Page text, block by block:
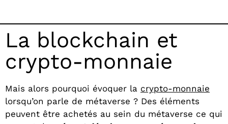
La blockchain et
crypto-monnaie
Mais alors pourquoi évoquer la crypto-monnaie
lorsqu’on parle de métaverse ? Des éléments
peuvent être achetés au sein du métaverse ce qui